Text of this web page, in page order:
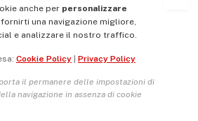
anche per personalizzare
una navigazione migliore,
e analizzare il nostro traffico.
Cookie Policy Privacy Policy
il permanere delle impostazioni di
navigazione in assenza di cookie